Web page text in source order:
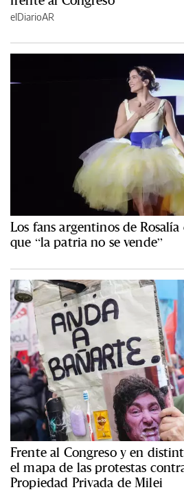
elDiarioAR
Los fans argentinos de
que “la patria no se vende”
Frente al Congreso y en
el mapa de las protestas
Propiedad Privada de Milei